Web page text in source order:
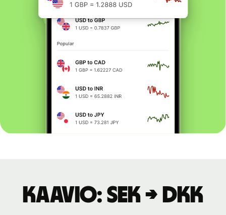
Kaavio: SEK → DKK